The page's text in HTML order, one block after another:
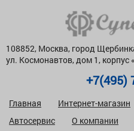
108852, Москва, город
ул. Космонавтов, дом 1, корпус
+7(495)
Главная Интернет-магазин
Автосервис
О компании